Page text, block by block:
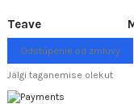
Teave
Odstúpenie od zmluvy
Jälgi taganemise olekut